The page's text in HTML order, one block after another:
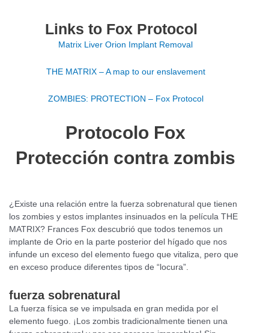
Links to Fox Protocol
Matrix Liver Orion Implant Removal
THE MATRIX – A map to our enslavement
ZOMBIES: PROTECTION – Fox Protocol
Protocolo Fox
Protección contra zombis
¿Existe una relación entre la fuerza sobrenatural que tienen
los zombies y estos implantes insinuados en la película THE
MATRIX? Frances Fox descubrió que todos tenemos un
implante de Orio en la parte posterior del hígado que nos
infunde un exceso del elemento fuego que vitaliza, pero que
en exceso produce diferentes tipos de “locura”.
fuerza sobrenatural
La fuerza física se ve impulsada en gran medida por el
elemento fuego. ¡Los zombis tradicionalmente tienen una